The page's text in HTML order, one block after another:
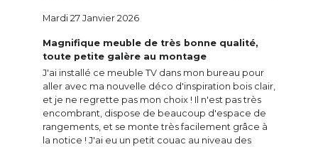
Magnifique meuble de très bonne qualité,
toute petite galère au montage
J'ai installé ce meuble TV dans mon bureau pour
aller avec ma nouvelle déco d'inspiration bois clair,
et je ne regrette pas mon choix ! Il n'est pas très
encombrant, dispose de beaucoup d'espace de
rangements, et se monte très facilement grâce à
la notice ! J'ai eu un petit couac au niveau des
Mardi 27 Janvier 2026